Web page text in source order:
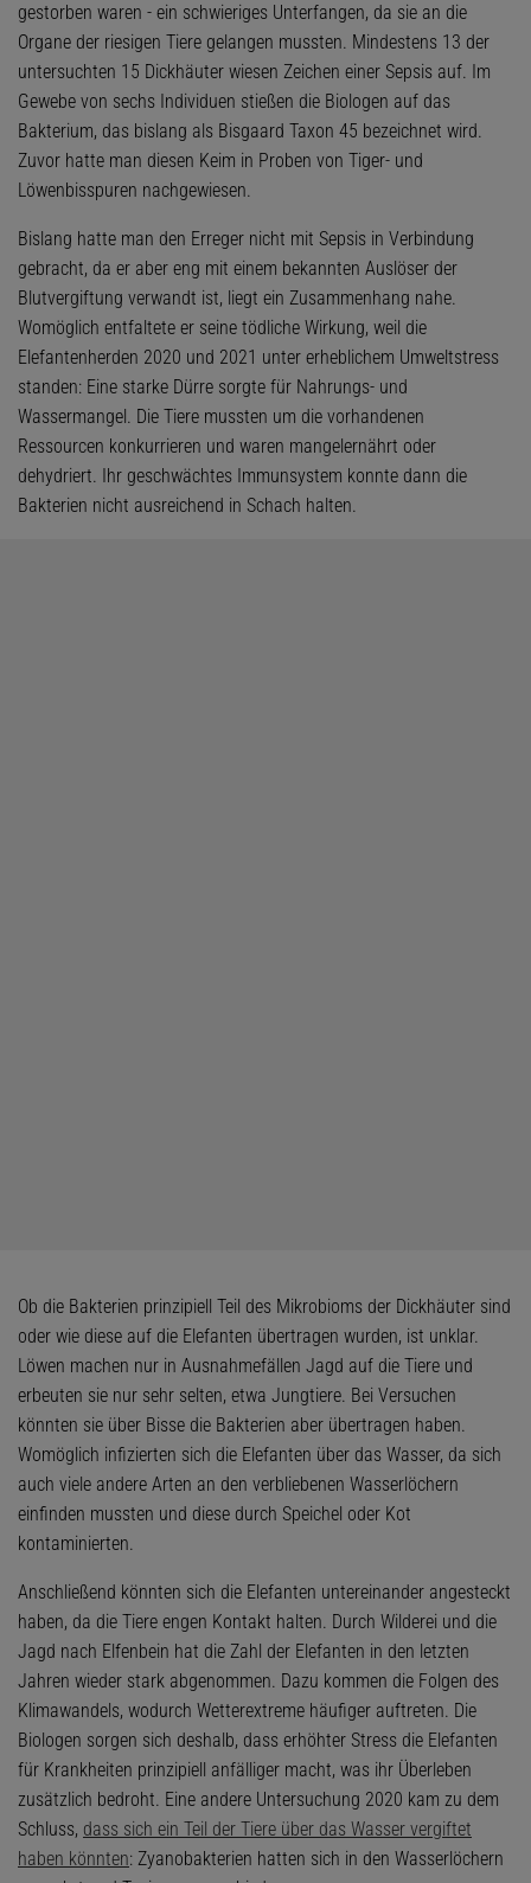
gestorben waren - ein schwieriges Unterfangen, da sie an die
Organe der riesigen Tiere gelangen mussten. Mindestens 13 der
untersuchten 15 Dickhäuter wiesen Zeichen einer Sepsis auf. Im
Gewebe von sechs Individuen stießen die Biologen auf das
Bakterium, das bislang als Bisgaard Taxon 45 bezeichnet wird.
Zuvor hatte man diesen Keim in Proben von Tiger- und
Löwenbisspuren nachgewiesen.
Bislang hatte man den Erreger nicht mit Sepsis in Verbindung
gebracht, da er aber eng mit einem bekannten Auslöser der
Blutvergiftung verwandt ist, liegt ein Zusammenhang nahe.
Womöglich entfaltete er seine tödliche Wirkung, weil die
Elefantenherden 2020 und 2021 unter erheblichem Umweltstress
standen: Eine starke Dürre sorgte für Nahrungs- und
Wassermangel. Die Tiere mussten um die vorhandenen
Ressourcen konkurrieren und waren mangelernährt oder
dehydriert. Ihr geschwächtes Immunsystem konnte dann die
Bakterien nicht ausreichend in Schach halten.
Ob die Bakterien prinzipiell Teil des Mikrobioms der Dickhäuter sind
oder wie diese auf die Elefanten übertragen wurden, ist unklar.
Löwen machen nur in Ausnahmefällen Jagd auf die Tiere und
erbeuten sie nur sehr selten, etwa Jungtiere. Bei Versuchen
könnten sie über Bisse die Bakterien aber übertragen haben.
Womöglich infizierten sich die Elefanten über das Wasser, da sich
auch viele andere Arten an den verbliebenen Wasserlöchern
einfinden mussten und diese durch Speichel oder Kot
kontaminierten.
Anschließend könnten sich die Elefanten untereinander angesteckt
haben, da die Tiere engen Kontakt halten. Durch Wilderei und die
Jagd nach Elfenbein hat die Zahl der Elefanten in den letzten
Jahren wieder stark abgenommen. Dazu kommen die Folgen des
Klimawandels, wodurch Wetterextreme häufiger auftreten. Die
Biologen sorgen sich deshalb, dass erhöhter Stress die Elefanten
für Krankheiten prinzipiell anfälliger macht, was ihr Überleben
zusätzlich bedroht. Eine andere Untersuchung 2020 kam zu dem
Schluss, dass sich ein Teil der Tiere über das Wasser vergiftet
haben könnten: Zyanobakterien hatten sich in den Wasserlöchern